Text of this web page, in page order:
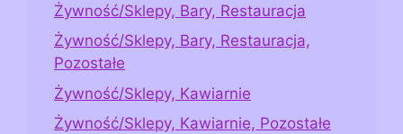
Żywność/Sklepy, Bary, Restauracja
Żywność/Sklepy, Bary, Restauracja,
Pozostałe
Żywność/Sklepy, Kawiarnie
Żywność/Sklepy, Kawiarnie, Pozostałe